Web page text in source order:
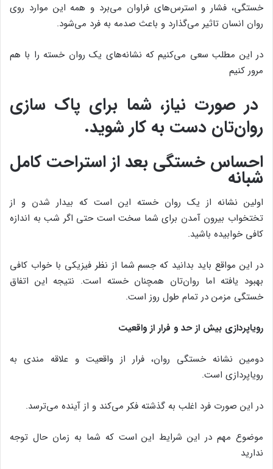
خستگی، فشار و استرس‌های فراوان می‌برد و همه این موارد روی
روان انسان تاثیر می‌گذارد و باعث صدمه به فرد می‌شود.
در این مطلب سعی می‌کنیم که نشانه‌های یک روان خسته را با هم
مرور کنیم
در صورت نیاز، شما برای پاک سازی
روان‌تان دست به کار شوید.
احساس خستگی بعد از استراحت کامل
شبانه
اولین نشانه از یک روان خسته این است که بیدار شدن و از
تختخواب بیرون آمدن برای شما سخت است حتی اگر شب به اندازه
کافی خوابیده باشید.
در این مواقع باید بدانید که جسم شما از نظر فیزیکی با خواب کافی
بهبود یافته اما روان‌تان همچنان خسته است. نتیجه این اتفاق
خستگی مزمن در تمام طول روز است.
رویاپردازی بیش از حد و فرار از واقعیت
دومین نشانه خستگی روان، فرار از واقعیت و علاقه مندی به
رویاپردازی است.
در این صورت فرد اغلب به گذشته فکر می‌کند و از آینده می‌ترسد.
موضوع مهم در این شرایط این است که شما به زمان حال توجه
ندارید